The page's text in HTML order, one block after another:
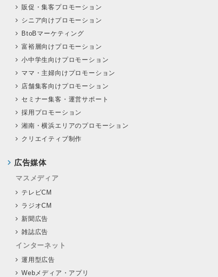
販促・集客プロモーション
シニア向けプロモーション
BtoBマーケティング
富裕層向けプロモーション
小中学生向けプロモーション
ママ・主婦向けプロモーション
店舗集客向けプロモーション
セミナー集客・運営サポート
採用プロモーション
湘南・横浜エリアのプロモーション
クリエイティブ制作
広告媒体
マスメディア
テレビCM
ラジオCM
新聞広告
雑誌広告
インターネット
運用型広告
Webメディア・アプリ